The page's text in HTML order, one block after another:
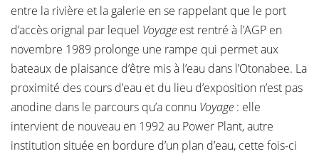
entre la rivière et la galerie en se rappelant que le port
d’accès orignal par lequel Voyage est rentré à l’AGP en
novembre 1989 prolonge une rampe qui permet aux
bateaux de plaisance d’être mis à l’eau dans l’Otonabee. La
proximité des cours d’eau et du lieu d’exposition n’est pas
anodine dans le parcours qu’a connu Voyage : elle
intervient de nouveau en 1992 au Power Plant, autre
institution située en bordure d’un plan d’eau, cette fois-ci